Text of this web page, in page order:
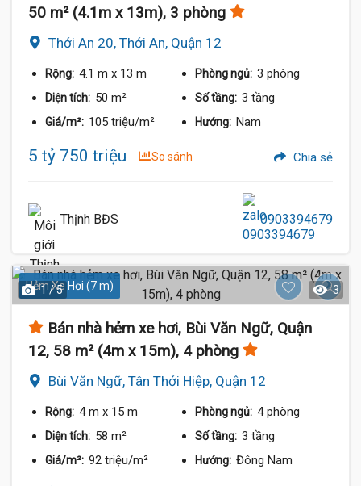
50 m² (4.1m x 13m), 3 phòng
Thới An 20, Thới An, Quận 12
Rộng: 4.1 m x 13 m Phòng ngủ: 3 phòng
Diện tích: 50 m² Số tầng: 3 tầng
Giá/m²: 105 triệu/m² Hướng: Nam
5 tỷ 750 triệu So sánh Chia sẻ
Thịnh BĐS 0903394679
Hẻm Xe Hơi (7 m)
1 / 5 3
Bán nhà hẻm xe hơi, Bùi Văn Ngữ, Quận
12, 58 m² (4m x 15m), 4 phòng
Bùi Văn Ngữ, Tân Thới Hiệp, Quận 12
Rộng: 4 m x 15 m Phòng ngủ: 4 phòng
Diện tích: 58 m² Số tầng: 3 tầng
Giá/m²: 92 triệu/m² Hướng: Đông Nam